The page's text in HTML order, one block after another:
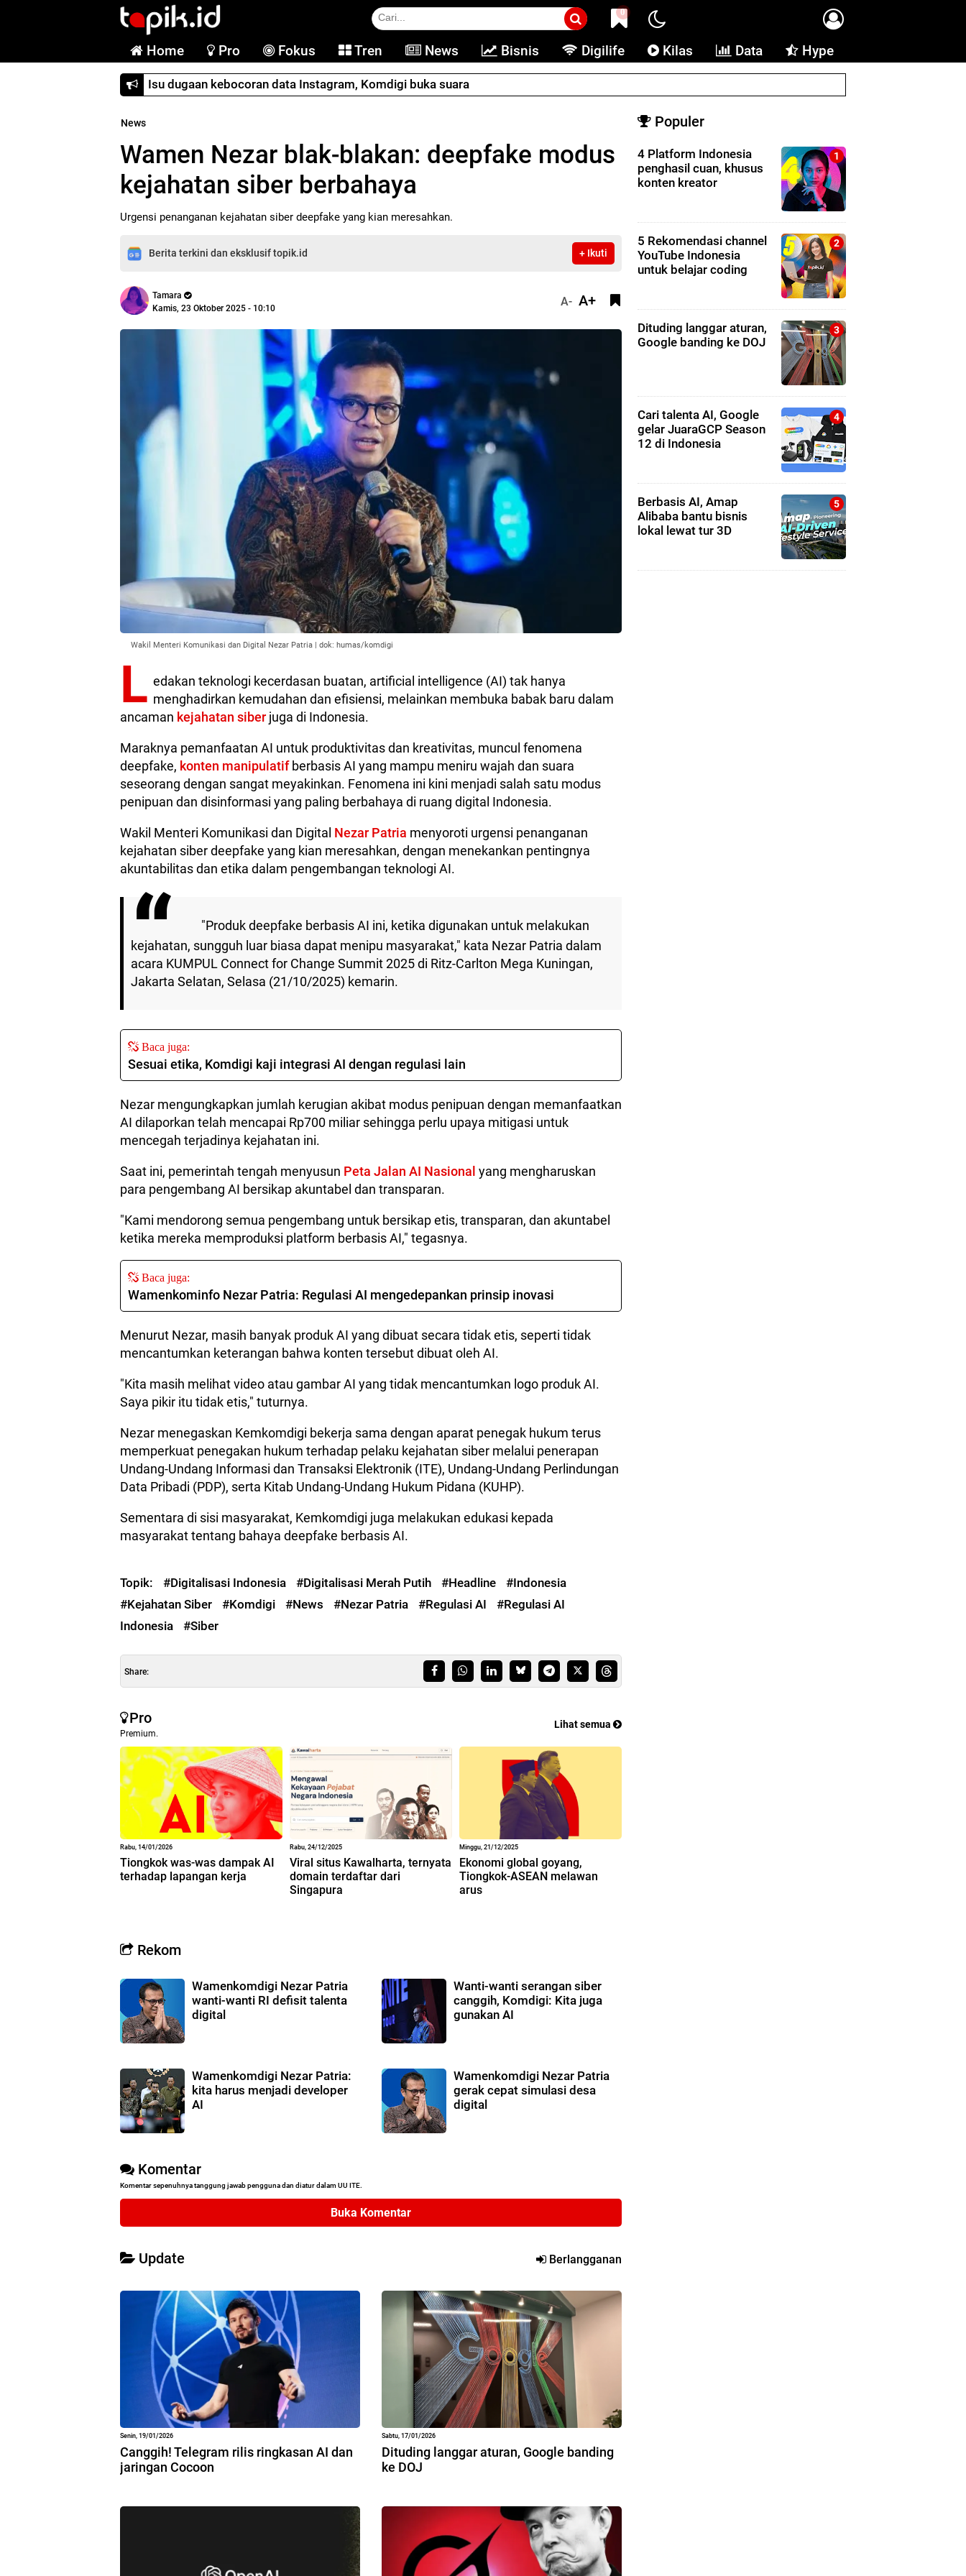
0
Home Pro Fokus Tren News Bisnis Digilife Kilas Data Hype
Isu dugaan kebocoran data Instagram, Komdigi buka suara
News
Wamen Nezar blak-blakan: deepfake modus
kejahatan siber berbahaya
Urgensi penanganan kejahatan siber deepfake yang kian meresahkan.
Berita terkini dan eksklusif topik.id + Ikuti
Tamara
Kamis, 23 Oktober 2025 - 10:10
A- A+
Wakil Menteri Komunikasi dan Digital Nezar Patria | dok: humas/komdigi
L edakan teknologi kecerdasan buatan, artificial intelligence (AI) tak hanya
menghadirkan kemudahan dan efisiensi, melainkan membuka babak baru dalam
ancaman kejahatan siber juga di Indonesia.
Maraknya pemanfaatan AI untuk produktivitas dan kreativitas, muncul fenomena
deepfake, konten manipulatifberbasis AI yang mampu meniru wajah dan suara
seseorang dengan sangat meyakinkan. Fenomena ini kini menjadi salah satu modus
penipuan dan disinformasi yang paling berbahaya di ruang digital Indonesia.
Wakil Menteri Komunikasi dan Digital Nezar Patria menyoroti urgensi penanganan
kejahatan siber deepfake yang kian meresahkan, dengan menekankan pentingnya
akuntabilitas dan etika dalam pengembangan teknologi AI.
"Produk deepfake berbasis AI ini, ketika digunakan untuk melakukan
kejahatan, sungguh luar biasa dapat menipu masyarakat," kata Nezar Patria dalam
acara KUMPUL Connect for Change Summit 2025 di Ritz-Carlton Mega Kuningan,
Jakarta Selatan, Selasa (21/10/2025) kemarin.
Baca juga:
Sesuai etika, Komdigi kaji integrasi AI dengan regulasi lain
Nezar mengungkapkan jumlah kerugian akibat modus penipuan dengan memanfaatkan
AI dilaporkan telah mencapai Rp700 miliar sehingga perlu upaya mitigasi untuk
mencegah terjadinya kejahatan ini.
Saat ini, pemerintah tengah menyusun Peta Jalan AI Nasional yang mengharuskan
para pengembang AI bersikap akuntabel dan transparan.
"Kami mendorong semua pengembang untuk bersikap etis, transparan, dan akuntabel
ketika mereka memproduksi platform berbasis AI," tegasnya.
Baca juga:
Wamenkominfo Nezar Patria: Regulasi AI mengedepankan prinsip inovasi
Menurut Nezar, masih banyak produk AI yang dibuat secara tidak etis, seperti tidak
mencantumkan keterangan bahwa konten tersebut dibuat oleh AI.
"Kita masih melihat video atau gambar AI yang tidak mencantumkan logo produk AI.
Saya pikir itu tidak etis," tuturnya.
Nezar menegaskan Kemkomdigi bekerja sama dengan aparat penegak hukum terus
memperkuat penegakan hukum terhadap pelaku kejahatan siber melalui penerapan
Undang-Undang Informasi dan Transaksi Elektronik (ITE), Undang-Undang Perlindungan
Data Pribadi (PDP), serta Kitab Undang-Undang Hukum Pidana (KUHP).
Sementara di sisi masyarakat, Kemkomdigi juga melakukan edukasi kepada
masyarakat tentang bahaya deepfake berbasis AI.
Topik: #Digitalisasi Indonesia #Digitalisasi Merah Putih #Headline
#Indonesia
#Kejahatan Siber
#Komdigi #News #Nezar Patria #Regulasi AI
#Regulasi AI
Indonesia
#Siber
Share:
Pro
Premium.
Lihat semua
Rabu, 14/01/2026
Tiongkok was-was dampak AI
terhadap lapangan kerja
Rabu, 24/12/2025
Viral situs Kawalharta, ternyata
domain terdaftar dari
Singapura
Minggu, 21/12/2025
Ekonomi global goyang,
Tiongkok-ASEAN melawan
arus
Rekom
Wamenkomdigi Nezar Patria
wanti-wanti RI defisit talenta
digital
Wanti-wanti serangan siber
canggih, Komdigi: Kita juga
gunakan AI
Wamenkomdigi Nezar Patria:
kita harus menjadi developer
AI
Wamenkomdigi Nezar Patria
gerak cepat simulasi desa
digital
Komentar
Komentar sepenuhnya tanggung jawab pengguna dan diatur dalam UU ITE.
Buka Komentar
Update Berlangganan
Senin, 19/01/2026
Canggih! Telegram rilis ringkasan AI dan
jaringan Cocoon
Sabtu, 17/01/2026
Dituding langgar aturan, Google banding
ke DOJ
Populer
4 Platform Indonesia
penghasil cuan, khusus
konten kreator
5 Rekomendasi channel
YouTube Indonesia
untuk belajar coding
Dituding langgar aturan,
Google banding ke DOJ
Cari talenta AI, Google
gelar JuaraGCP Season
12 di Indonesia
Berbasis AI, Amap
Alibaba bantu bisnis
lokal lewat tur 3D